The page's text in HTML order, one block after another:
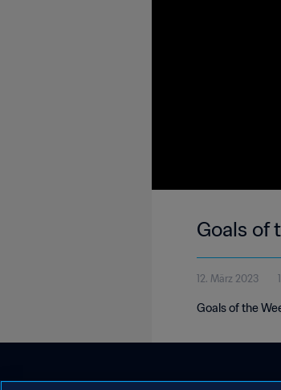
Goals of
12. März 2023
Goals of the